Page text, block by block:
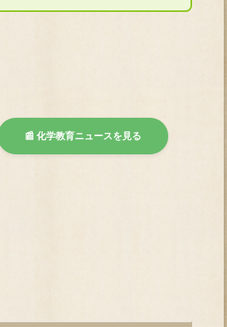
📰 化学教育ニュースを見る